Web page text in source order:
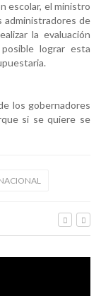
escolar, el ministro
administradores de
la evaluación
lograr esta
los gobernadores
si se quiere se